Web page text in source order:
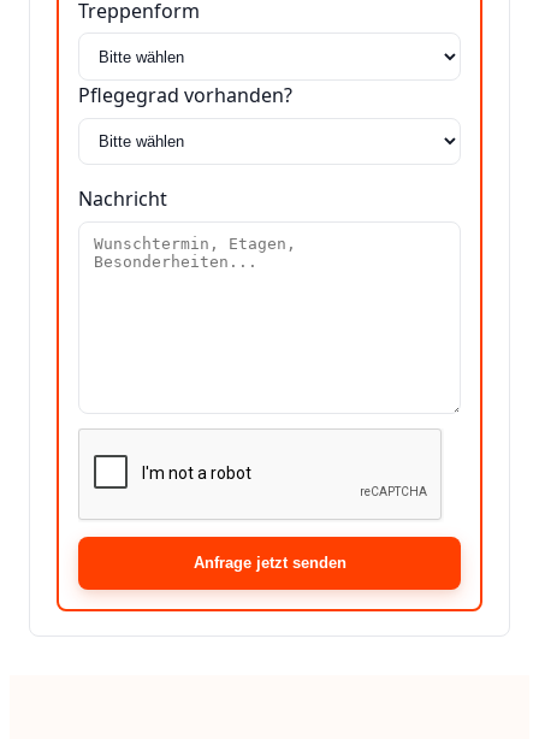
Treppenform
Pflegegrad vorhanden?
Nachricht
Anfrage jetzt senden